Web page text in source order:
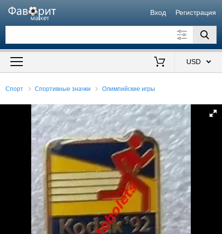
Вход Регистрация
Искать также в описании
Спорт Спортивные значки Олимпийские игры